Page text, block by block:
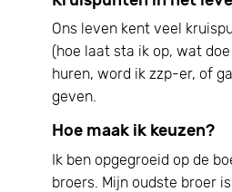
Ons leven kent veel
(hoe laat sta ik op, wat
huren, word ik zzp-er, of
geven.
Hoe maak ik keuzen?
Ik ben opgegroeid op de
broers. Mijn oudste broer